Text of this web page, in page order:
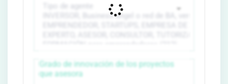
Grado de innovación de los proyectos
que asesora